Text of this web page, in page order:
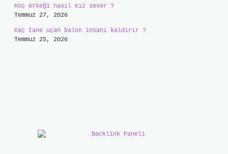
Koç erkeği nasıl kız sever ?
Temmuz 27, 2026
Kaç tane uçan balon insanı kaldırır ?
Temmuz 25, 2026